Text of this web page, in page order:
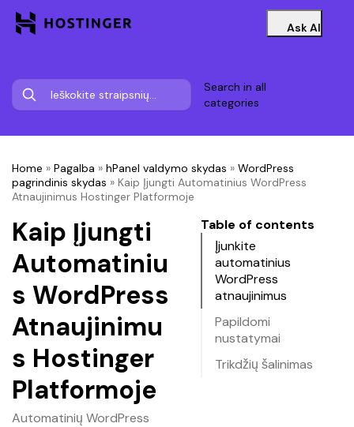
Ask AI
Search in all
categories
Home » Pagalba » hPanel valdymo skydas » WordPress
pagrindinis skydas » Kaip Įjungti Automatinius WordPress
Atnaujinimus Hostinger Platformoje
Kaip Įjungti
Automatiniu
s WordPress
Atnaujinimu
s Hostinger
Platformoje
Automatinių WordPress
Table of contents
Įjunkite
automatinius
WordPress
atnaujinimus
Papildomi
nustatymai
Trikdžių šalinimas